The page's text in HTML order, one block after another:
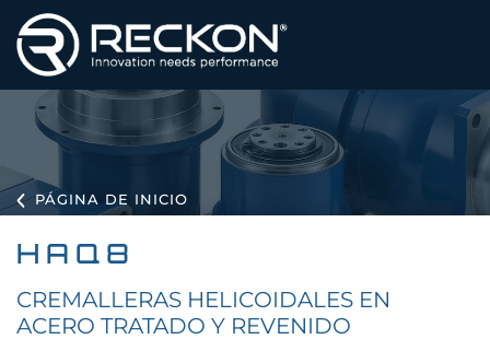
PÁGINA DE INICIO
HAQ8
CREMALLERAS HELICOIDALES EN
ACERO TRATADO Y REVENIDO